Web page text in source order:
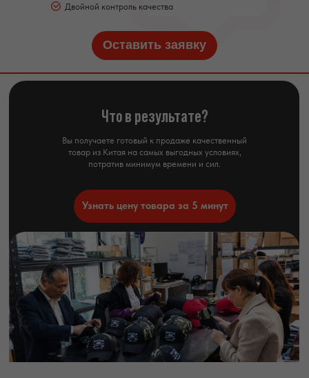
Двойной контроль качества
Оставить заявку
Вы получаете готовый к продаже качественный
товар из Китая на самых выгодных условиях,
потратив минимум времени и сил.
Что в результате?
Узнать цену товара за 5 минут